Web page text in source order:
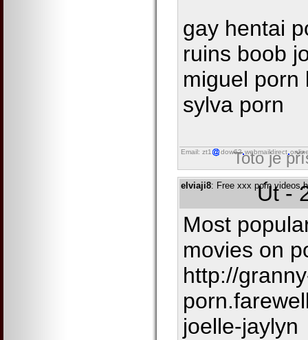
gay hentai
ruins boob
miguel porn
sylva porn
Email: zt1 dow62 webmaildirect
Toto je
elviaji8: Free xxx porn videos
Út -
Most
movies on
http://
joelle-jaylyn